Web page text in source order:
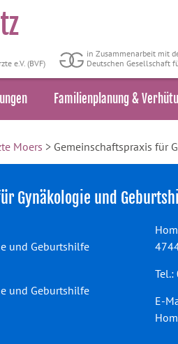
e.V. (BVF)
in Zusammenarbeit mit
Deutschen Gesellschaft
Familienplanung &
Moers > Gemeinschaftspraxis für
Gynäkologie und
und Geburtshilfe
und Geburtshilfe
E-